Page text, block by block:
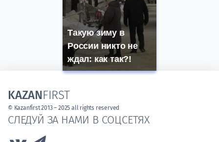
Такую зиму в
России никто не
ждал: как так?!
СЛЕДУЙ ЗА НАМИ В СОЦСЕТЯХ
KAZANFIRST
© Kazanfirst 2013 – 2025 all rights reserved